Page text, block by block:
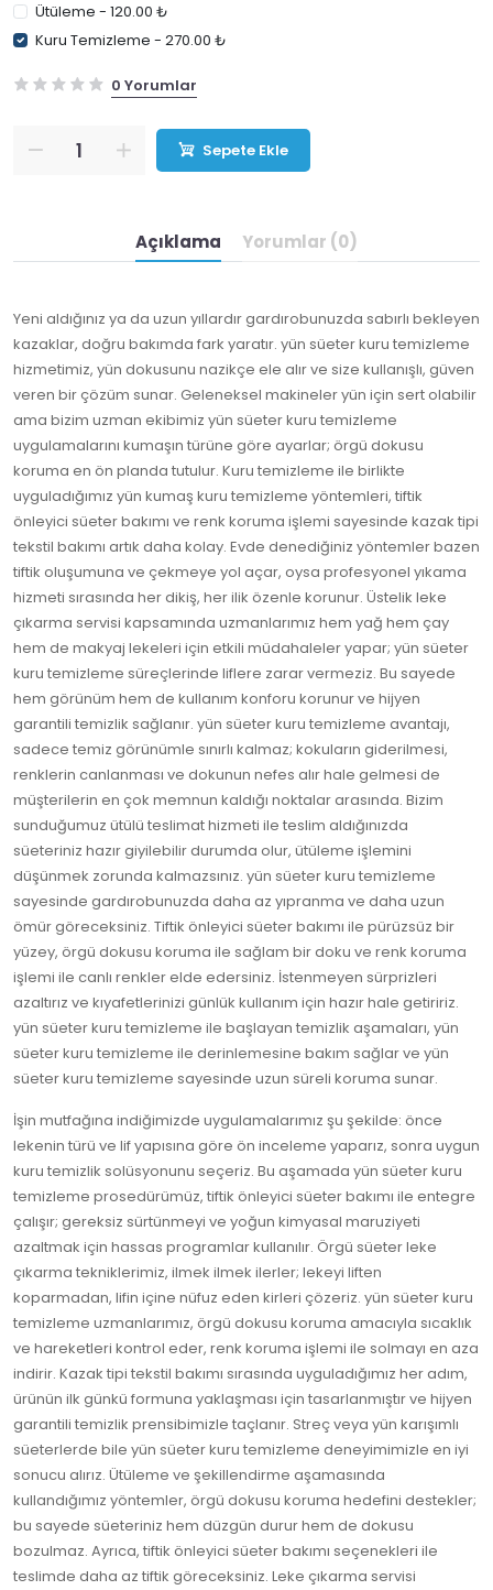
Ütüleme - 120.00 ₺
Kuru Temizleme - 270.00 ₺
0 Yorumlar
Sepete Ekle
Açıklama Yorumlar (0)
Yeni aldığınız ya da uzun yıllardır gardırobunuzda sabırlı bekleyen
kazaklar, doğru bakımda fark yaratır. yün süeter kuru temizleme
hizmetimiz, yün dokusunu nazikçe ele alır ve size kullanışlı, güven
veren bir çözüm sunar. Geleneksel makineler yün için sert olabilir
ama bizim uzman ekibimiz yün süeter kuru temizleme
uygulamalarını kumaşın türüne göre ayarlar; örgü dokusu
koruma en ön planda tutulur. Kuru temizleme ile birlikte
uyguladığımız yün kumaş kuru temizleme yöntemleri, tiftik
önleyici süeter bakımı ve renk koruma işlemi sayesinde kazak tipi
tekstil bakımı artık daha kolay. Evde denediğiniz yöntemler bazen
tiftik oluşumuna ve çekmeye yol açar, oysa profesyonel yıkama
hizmeti sırasında her dikiş, her ilik özenle korunur. Üstelik leke
çıkarma servisi kapsamında uzmanlarımız hem yağ hem çay
hem de makyaj lekeleri için etkili müdahaleler yapar; yün süeter
kuru temizleme süreçlerinde liflere zarar vermeziz. Bu sayede
hem görünüm hem de kullanım konforu korunur ve hijyen
garantili temizlik sağlanır. yün süeter kuru temizleme avantajı,
sadece temiz görünümle sınırlı kalmaz; kokuların giderilmesi,
renklerin canlanması ve dokunun nefes alır hale gelmesi de
müşterilerin en çok memnun kaldığı noktalar arasında. Bizim
sunduğumuz ütülü teslimat hizmeti ile teslim aldığınızda
süeteriniz hazır giyilebilir durumda olur, ütüleme işlemini
düşünmek zorunda kalmazsınız. yün süeter kuru temizleme
sayesinde gardırobunuzda daha az yıpranma ve daha uzun
ömür göreceksiniz. Tiftik önleyici süeter bakımı ile pürüzsüz bir
yüzey, örgü dokusu koruma ile sağlam bir doku ve renk koruma
işlemi ile canlı renkler elde edersiniz. İstenmeyen sürprizleri
azaltırız ve kıyafetlerinizi günlük kullanım için hazır hale getiririz.
yün süeter kuru temizleme ile başlayan temizlik aşamaları, yün
süeter kuru temizleme ile derinlemesine bakım sağlar ve yün
süeter kuru temizleme sayesinde uzun süreli koruma sunar.
İşin mutfağına indiğimizde uygulamalarımız şu şekilde: önce
lekenin türü ve lif yapısına göre ön inceleme yaparız, sonra uygun
kuru temizlik solüsyonunu seçeriz. Bu aşamada yün süeter kuru
temizleme prosedürümüz, tiftik önleyici süeter bakımı ile entegre
çalışır; gereksiz sürtünmeyi ve yoğun kimyasal maruziyeti
azaltmak için hassas programlar kullanılır. Örgü süeter leke
çıkarma tekniklerimiz, ilmek ilmek ilerler; lekeyi liften
koparmadan, lifin içine nüfuz eden kirleri çözeriz. yün süeter kuru
temizleme uzmanlarımız, örgü dokusu koruma amacıyla sıcaklık
ve hareketleri kontrol eder, renk koruma işlemi ile solmayı en aza
indirir. Kazak tipi tekstil bakımı sırasında uyguladığımız her adım,
ürünün ilk günkü formuna yaklaşması için tasarlanmıştır ve hijyen
garantili temizlik prensibimizle taçlanır. Streç veya yün karışımlı
süeterlerde bile yün süeter kuru temizleme deneyimimizle en iyi
sonucu alırız. Ütüleme ve şekillendirme aşamasında
kullandığımız yöntemler, örgü dokusu koruma hedefini destekler;
bu sayede süeteriniz hem düzgün durur hem de dokusu
bozulmaz. Ayrıca, tiftik önleyici süeter bakımı seçenekleri ile
teslimde daha az tiftik göreceksiniz. Leke çıkarma servisi